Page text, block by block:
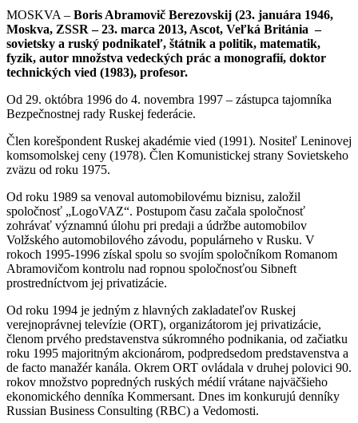
MOSKVA – Boris Abramovič Berezovskij (23. januára 1946,
Moskva, ZSSR – 23. marca 2013, Ascot, Veľká Británia –
sovietsky a ruský podnikateľ, štátnik a politik, matematik,
fyzik, autor množstva vedeckých prác a monografií, doktor
technických vied (1983), profesor.
Od 29. októbra 1996 do 4. novembra 1997 – zástupca tajomníka
Bezpečnostnej rady Ruskej federácie.
Člen korešpondent Ruskej akadémie vied (1991). Nositeľ Leninovej
komsomolskej ceny (1978). Člen Komunistickej strany Sovietskeho
zväzu od roku 1975.
Od roku 1989 sa venoval automobilovému biznisu, založil
spoločnosť „LogoVAZ“. Postupom času začala spoločnosť
zohrávať významnú úlohu pri predaji a údržbe automobilov
Volžského automobilového závodu, populárneho v Rusku. V
rokoch 1995-1996 získal spolu so svojím spoločníkom Romanom
Abramovičom kontrolu nad ropnou spoločnosťou Sibneft
prostredníctvom jej privatizácie.
Od roku 1994 je jedným z hlavných zakladateľov Ruskej
verejnoprávnej televízie (ORT), organizátorom jej privatizácie,
členom prvého predstavenstva súkromného podnikania, od začiatku
roku 1995 majoritným akcionárom, podpredsedom predstavenstva a
de facto manažér kanála. Okrem ORT ovládala v druhej polovici 90.
rokov množstvo popredných ruských médií vrátane najväčšieho
ekonomického denníka Kommersant. Dnes im konkurujú denníky
Russian Business Consulting (RBC) a Vedomosti.